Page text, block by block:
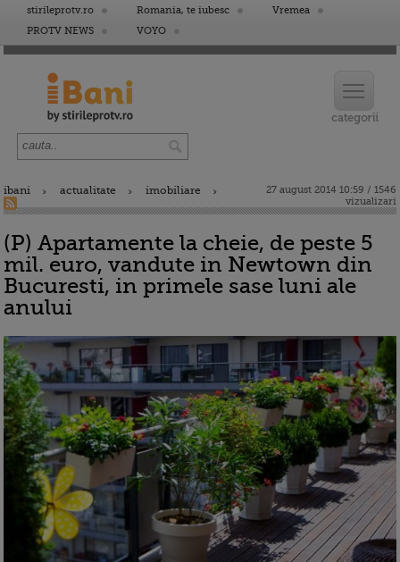
stirileprotv.ro Romania, te iubesc
Vremea
PROTV NEWS
VOYO
ibani actualitate imobiliare
27 august 2014 10:59 / 1546
vizualizari
(P) Apartamente la cheie, de peste 5
mil. euro, vandute in Newtown din
Bucuresti, in primele sase luni ale
anului